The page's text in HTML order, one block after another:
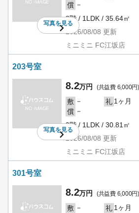
写真を見る
償 －
2階 / 1LDK / 35.64㎡
2026/08/08 更新
ミニミニ FC江坂店
203号室
写真を見る
8.2万円 (共益費 6,000円)
敷 － 礼 1ヶ月
償 －
2階 / 1LDK / 30.81㎡
2026/08/08 更新
ミニミニ FC江坂店
301号室
8.2万円 (共益費 6,000円)
敷 － 礼 1ヶ月